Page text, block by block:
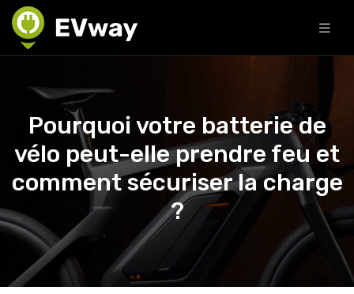
Pourquoi votre batterie de
vélo peut-elle prendre feu et
comment sécuriser la charge
?